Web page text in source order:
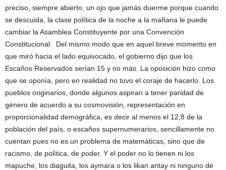
preciso, siempre abierto; un ojo que jamás duerme porque cuando
se descuida, la clase política de la noche a la mañana le puede
cambiar la Asamblea Constituyente por una Convención
Constitucional. Del mismo modo que en aquel breve momento en
que miró hacia el lado equivocado, el gobierno dijo que los
Escaños Reservados serían 15 y no más. La oposición hizo como
que se oponía, pero en realidad no tuvo el coraje de hacerlo. Los
pueblos originarios, donde algunos aspiran a tener paridad de
género de acuerdo a su cosmovisión, representación en
proporcionalidad demográfica, es decir al menos el 12,8 de la
población del país, o escaños supernumerarios, sencillamente no
cuentan pues no es un problema de matemáticas, sino que de
racismo, de política, de poder. Y el poder no lo tienen ni los
mapuche, los diaguita, los aymara o los likan antay ni ninguno de